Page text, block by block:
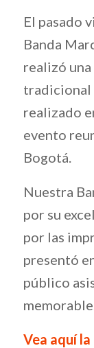
El pasado
Banda
realizó
tradicional
realizado
evento
Bogotá.
Nuestra
por su
por las
presentó
público
Vea aquí